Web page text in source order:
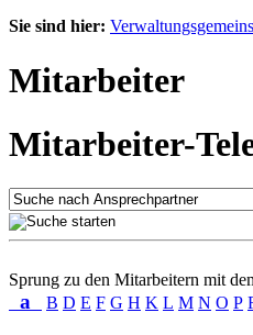
Sie sind hier:
Mitarbeiter
Mitarbeiter-
Sprung zu den Mitarbeitern mit
a B D E F G H K L M N O P